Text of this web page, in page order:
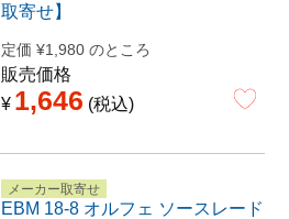
取寄せ】
定価 ¥1,980 のところ
販売価格
¥ 1,646 税込
メーカー取寄せ
EBM 18-8 オルフェ ソースレード